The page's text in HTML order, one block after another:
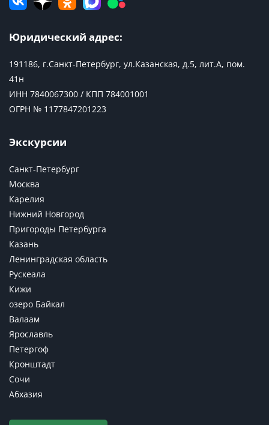
Юридический адрес:
191186, г.Санкт-Петербург, ул.Казанская, д.5, лит.А, пом.
41н
ИНН 7840067300 / КПП 784001001
ОГРН № 1177847201223
Экскурсии
Санкт-Петербург
Москва
Карелия
Нижний Новгород
Пригороды Петербурга
Казань
Ленинградская область
Рускеала
Кижи
озеро Байкал
Валаам
Ярославль
Петергоф
Кронштадт
Сочи
Абхазия